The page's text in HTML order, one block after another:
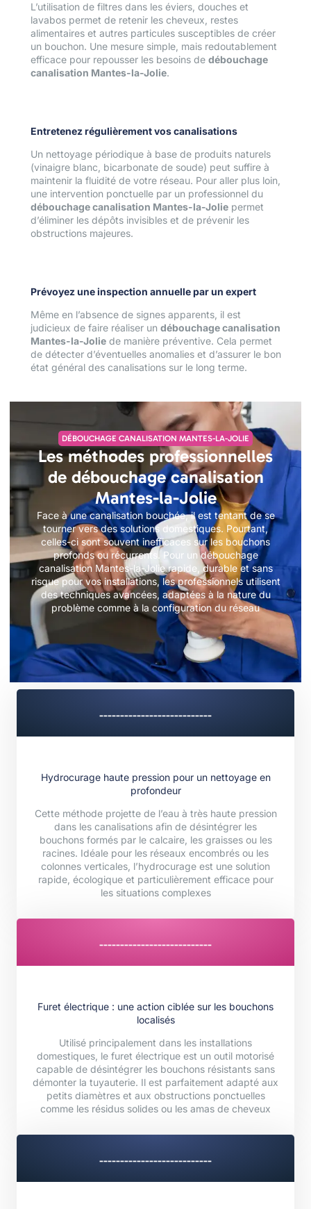
L’utilisation de filtres dans les éviers, douches et
lavabos permet de retenir les cheveux, restes
alimentaires et autres particules susceptibles de créer
un bouchon. Une mesure simple, mais redoutablement
efficace pour repousser les besoins de débouchage
canalisation Mantes-la-Jolie.
Entretenez régulièrement vos canalisations
Un nettoyage périodique à base de produits naturels
(vinaigre blanc, bicarbonate de soude) peut suffire à
maintenir la fluidité de votre réseau. Pour aller plus loin,
une intervention ponctuelle par un professionnel du
débouchage canalisation Mantes-la-Jolie permet
d’éliminer les dépôts invisibles et de prévenir les
obstructions majeures.
Prévoyez une inspection annuelle par un expert
Même en l’absence de signes apparents, il est
judicieux de faire réaliser un débouchage canalisation
Mantes-la-Jolie de manière préventive. Cela permet
de détecter d’éventuelles anomalies et d’assurer le bon
état général des canalisations sur le long terme.
DÉBOUCHAGE CANALISATION MANTES-LA-JOLIE
Les méthodes professionnelles
de débouchage canalisation
Mantes-la-Jolie
Face à une canalisation bouchée, il est tentant de se
tourner vers des solutions domestiques. Pourtant,
celles-ci sont souvent inefficaces sur les bouchons
profonds ou récurrents. Pour un débouchage
canalisation Mantes-la-Jolie rapide, durable et sans
risque pour vos installations, les professionnels utilisent
des techniques avancées, adaptées à la nature du
problème comme à la configuration du réseau
---------------------------
Hydrocurage haute pression pour un nettoyage en
profondeur
Cette méthode projette de l’eau à très haute pression
dans les canalisations afin de désintégrer les
bouchons formés par le calcaire, les graisses ou les
racines. Idéale pour les réseaux encombrés ou les
colonnes verticales, l’hydrocurage est une solution
rapide, écologique et particulièrement efficace pour
les situations complexes
---------------------------
Furet électrique : une action ciblée sur les bouchons
localisés
Utilisé principalement dans les installations
domestiques, le furet électrique est un outil motorisé
capable de désintégrer les bouchons résistants sans
démonter la tuyauterie. Il est parfaitement adapté aux
petits diamètres et aux obstructions ponctuelles
comme les résidus solides ou les amas de cheveux
---------------------------